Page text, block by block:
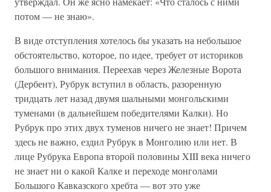
потом — не знаю».
В виде отступления хотелось бы указать на небольшое
обстоятельство, которое, по идее, требует от историков
большого внимания. Переехав через Железные Ворота
(Дербент), Рубрук вступил в область, разоренную
тридцать лет назад двумя шальными монгольскими
туменами (в дальнейшем победителями Калки). Но
Рубрук про этих двух туменов ничего не знает! Причем
здесь не важно, ездил Рубрук в Монголию или нет. В
лице Рубрука Европа второй половины XIII века ничего
не знает ни о какой Калке и переходе монголами
Большого Кавказского хребта — вот это уже